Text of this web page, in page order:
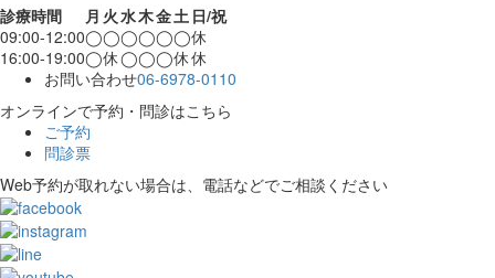
診療時間
月 火水木金土 日/祝
09:00-12:00◯◯◯◯◯◯休
16:00-19:00◯休◯◯◯休休
お問い合わせ06-6978-0110
オンラインで予約・問診はこちら
ご予約
問診票
Web予約が取れない場合は、電話などでご相談ください